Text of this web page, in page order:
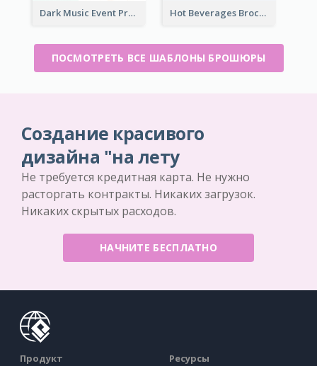
Dark Music Event Program Tri Fold Brochure Hot Beverages Brochure
ПОСМОТРЕТЬ ВСЕ ШАБЛОНЫ БРОШЮРЫ
Создание красивого
дизайна "на лету
Не требуется кредитная карта. Не нужно
расторгать контракты. Никаких загрузок.
Никаких скрытых расходов.
НАЧНИТЕ БЕСПЛАТНО
Продукт Ресурсы